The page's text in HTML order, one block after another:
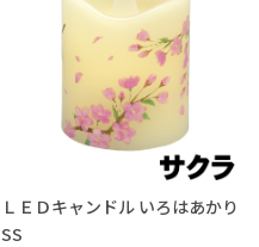
ＬＥＤキャンドル いろはあかり
SS